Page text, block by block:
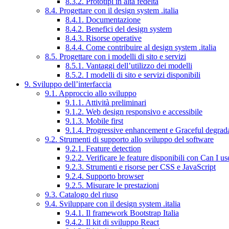
8.4. Progettare con il design system .italia
8.4.1. Documentazione
8.4.2. Benefici del design system
8.4.3. Risorse operative
8.4.4. Come contribuire al design system .italia
8.5. Progettare con i modelli di sito e servizi
8.5.1. Vantaggi dell’utilizzo dei modelli
8.5.2. I modelli di sito e servizi disponibili
9. Sviluppo dell’interfaccia
9.1. Approccio allo sviluppo
9.1.1. Attività preliminari
9.1.2. Web design responsivo e accessibile
9.1.3. Mobile first
9.1.4. Progressive enhancement e Graceful
9.2. Strumenti di supporto allo sviluppo del software
9.2.1. Feature detection
9.2.2. Verificare le feature disponibili con Can I
9.2.3. Strumenti e risorse per CSS e JavaScript
9.2.4. Supporto browser
9.2.5. Misurare le prestazioni
9.3. Catalogo del riuso
9.4. Sviluppare con il design system .italia
9.4.1. Il framework Bootstrap Italia
9.4.2. Il kit di sviluppo React